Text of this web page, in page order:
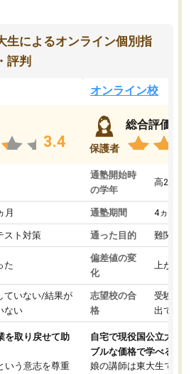
生によるオンライン個別指
評判
3.4
月
スト対策
た
ていない/結果が
ない
を取り戻せて助
いう意志を尊重
オンライン校
保護者
総合評価
通塾開始時
の学年
高2
通塾期間 4ヵ月～1
通った目的 難関私立
偏差値の変
化
上がった
志望校の合
格
受験して
出ていな
自宅で現役国公立大学生
ブルな価格で学べる
娘の講師は東大生では無